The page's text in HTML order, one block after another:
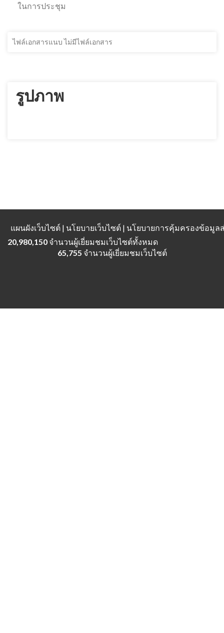
ในการประชุม
ไฟล์เอกสารแนบ ไม่มีไฟล์เอกสาร
รูปภาพ
แผนผังเว็บไซต์ | นโยบายเว็บไซต์ | นโยบายการคุ้มครองข้อมู
20,980,150 จำนวนผู้เยี่ยมชมเว็บไซต์ทั้งหมด
65,755 จำนวนผู้เยี่ยมชมเว็บไซต์